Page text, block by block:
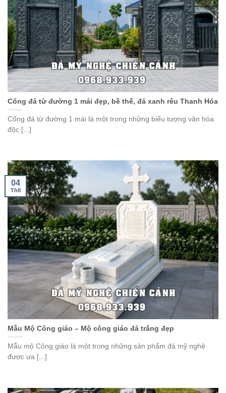
Cổng đá từ đường 1 mái đẹp, bề thế, đá xanh rêu Thanh Hóa
Cổng đá từ đường 1 mái là một trong những biểu tượng văn hóa
độc [...]
Mẫu Mộ Công giáo – Mộ công giáo đá trắng đẹp
Mẫu mộ Công giáo là một trong những sản phẩm đá mỹ nghệ
được ưa [...]
04
Th8